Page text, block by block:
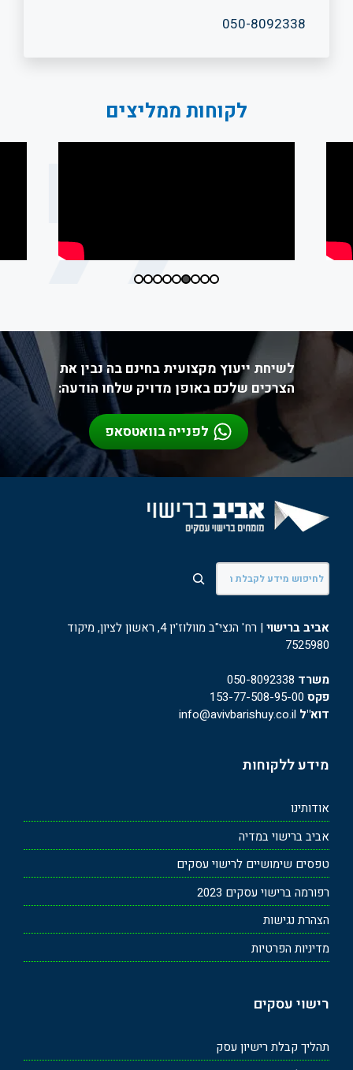
050-8092338
לקוחות ממליצים
לשיחת ייעוץ מקצועית בחינם בה נבין את
הצרכים שלכם באופן מדויק שלחו הודעה:
לפנייה בוואטסאפ
חיפוש
אביב ברישוי
| רח' הנצי"ב מוולוז'ין 4, ראשון לציון, מיקוד
7525980
משרד 050-8092338
פקס
דוא"ל
מידע ללקוחות
אודותינו
אביב ברישוי במדיה
טפסים שימושיים לרישוי עסקים
רפורמה ברישוי עסקים 2023
הצהרת נגישות
מדיניות הפרטיות
רישוי עסקים
תהליך קבלת רישיון עסק